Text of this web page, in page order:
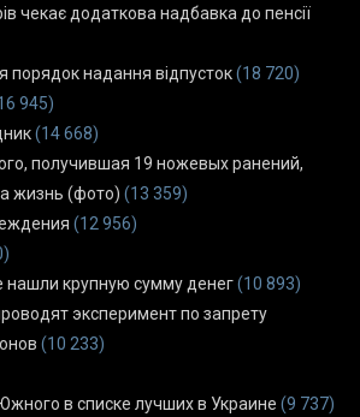
чекає додаткова надбавка до пенсії
порядок надання відпусток(18 720)
945)
(14 668)
получившая 19 ножевых ранений,
жизнь (фото) (13 359)
(12 956)
крупную сумму денег(10 893)
эксперимент по запрету
(10 233)
в списке лучших в Украине (9 737)